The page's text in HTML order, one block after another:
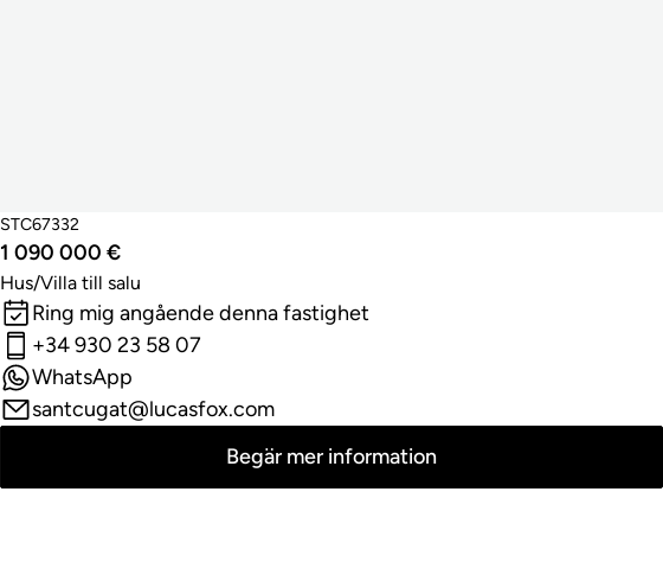
STC67332
1 090 000 €
Hus/Villa till salu
Ring mig angående denna fastighet
+34 930 23 58 07
WhatsApp
santcugat@lucasfox.com
Begär mer information